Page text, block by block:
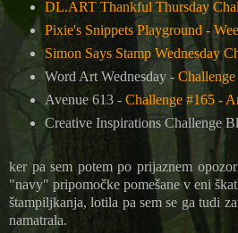
DL.ART Thankful Thursday
Pixie's Snippets Playground -
Simon Says Stamp Wednesday
Word Art Wednesday -
Avenue 613 - Challenge #165 -
Creative Inspirations Challenge
ker pa sem potem po prijaznem
"navy" pripomočke pomešane v eni
štampiljkanja, lotila pa sem se ga tudi
namatrala.